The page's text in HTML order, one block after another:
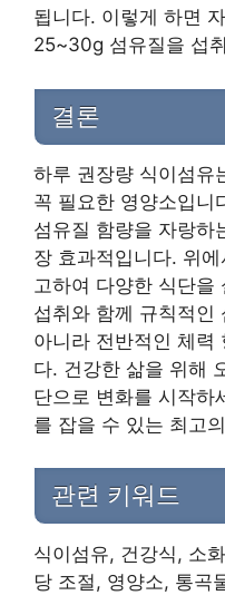
됩니다. 이렇게 하면
25~30g 섬유질을 섭
결론
하루 권장량 식이섬유
꼭 필요한 영양소입니
섬유질 함량을 자랑하
장 효과적입니다. 위
고하여 다양한 식단을
섭취와 함께 규칙적인
아니라 전반적인 체력
다. 건강한 삶을 위해
단으로 변화를 시작하
를 잡을 수 있는 최고
관련 키워드
식이섬유, 건강식, 소
당 조절, 영양소, 통곡